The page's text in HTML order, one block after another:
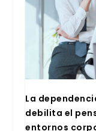
La
debi­li­ta el
entor­nos